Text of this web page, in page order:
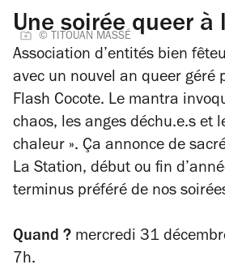
Une soirée queer à
© TITOUAN MASSÉ
Association d’entités bien
avec un nouvel an queer géré
Flash Cocote. Le mantra
chaos, les anges déchu.e.s et
chaleur ». Ça annonce de
La Station, début ou fin
terminus préféré de nos
Quand ? mercredi 31
7h.